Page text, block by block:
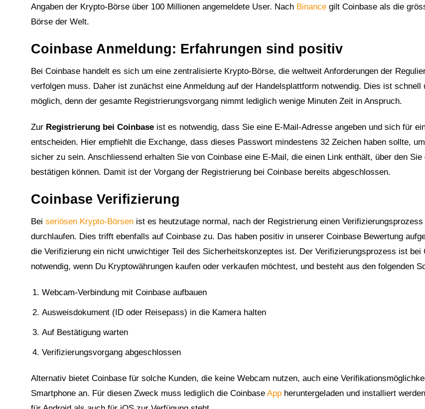
Angaben der Krypto-Börse über 100 Millionen angemeldete User. Nach Binance gilt Coinbase als die
Börse der Welt.
Coinbase Anmeldung: Erfahrungen sind positiv
Bei Coinbase handelt es sich um eine zentralisierte Krypto-Börse, die weltweit Anforderungen der
verfolgen muss. Daher ist zunächst eine Anmeldung auf der Handelsplattform notwendig. Dies ist schnell
möglich, denn der gesamte Registrierungsvorgang nimmt lediglich wenige Minuten Zeit in Anspruch.
Zur Registrierung bei Coinbase ist es notwendig, dass Sie eine E-Mail-Adresse angeben und sich für
entscheiden. Hier empfiehlt die Exchange, dass dieses Passwort mindestens 32 Zeichen haben sollte,
sicher zu sein. Anschliessend erhalten Sie von Coinbase eine E-Mail, die einen Link enthält, über den Sie
bestätigen können. Damit ist der Vorgang der Registrierung bei Coinbase bereits abgeschlossen.
Coinbase Verifizierung
Bei seriösen Krypto-Börsen ist es heutzutage normal, nach der Registrierung einen Verifizierungsprozess
durchlaufen. Dies trifft ebenfalls auf Coinbase zu. Das haben positiv in unserer Coinbase Bewertung
die Verifizierung ein nicht unwichtiger Teil des Sicherheitskonzeptes ist. Der Verifizierungsprozess ist bei
notwendig, wenn Du Kryptowährungen kaufen oder verkaufen möchtest, und besteht aus den folgenden
Webcam-Verbindung mit Coinbase aufbauen
Ausweisdokument (ID oder Reisepass) in die Kamera halten
Auf Bestätigung warten
Verifizierungsvorgang abgeschlossen
Alternativ bietet Coinbase für solche Kunden, die keine Webcam nutzen, auch eine
Smartphone an. Für diesen Zweck muss lediglich die Coinbase App heruntergeladen und installiert